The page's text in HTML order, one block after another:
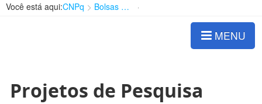
Você está aqui:CNPq Bolsas e Auxílios Vigentes
MENU
Projetos de Pesquisa